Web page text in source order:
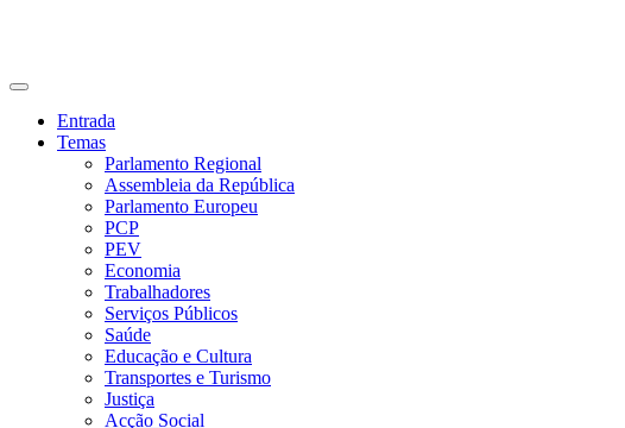
Entrada
Temas
Parlamento Regional
Assembleia da República
Parlamento Europeu
PCP
PEV
Economia
Trabalhadores
Serviços Públicos
Saúde
Educação e Cultura
Transportes e Turismo
Justiça
Acção Social